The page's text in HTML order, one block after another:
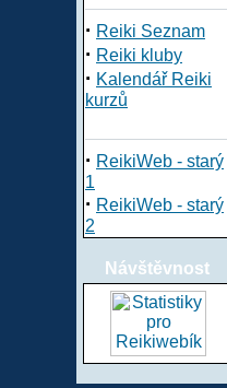
· Reiki Seznam
· Reiki kluby
· Kalendář Reiki
kurzů
· ReikiWeb - starý
1
· ReikiWeb - starý
2
Návštěvnost